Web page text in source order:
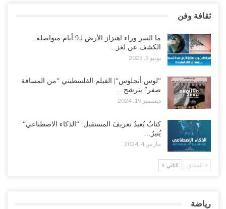
ثقافة وفن
ما السر وراء اهتزاز الأرض لـ9 أيام متواصلة..
الكشف عن لغز…
يونيو 3, 2025
“لوس أنجلوس“| الفيلم الفلسطيني “من المسافة
صفر” يترشح…
ديسمبر 19, 2024
كتابٌ يُعيدُ تعريفَ المستقبل: “الذكاء الاصطناعي“
يُنيرُ…
مارس 4, 2024
السابق التالي
رياضة